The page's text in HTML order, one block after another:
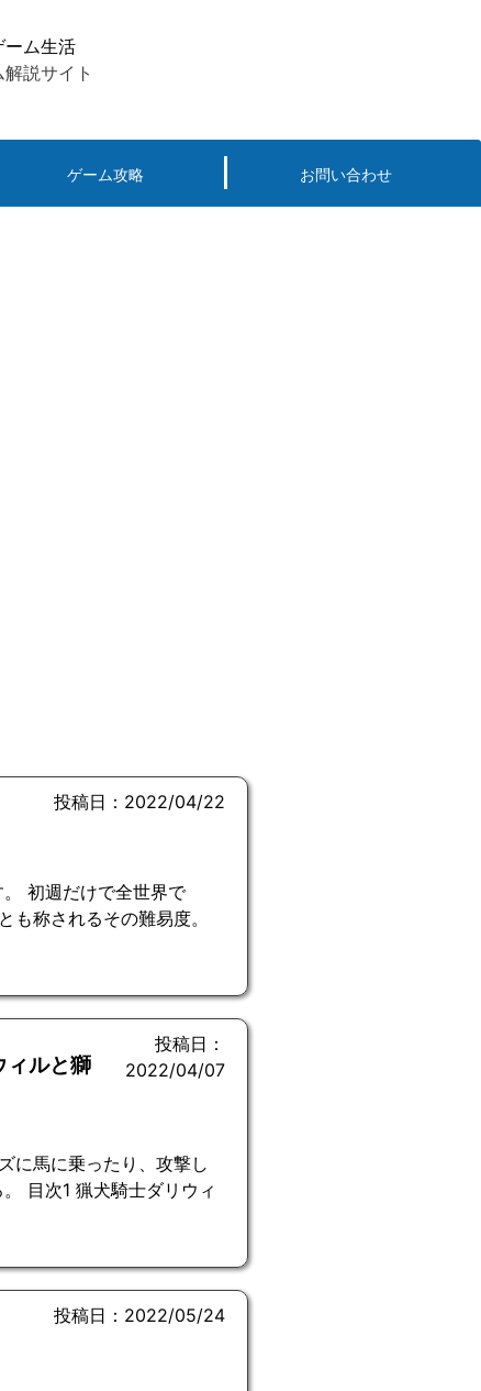
ーム生活
説サイト
ゲーム攻略 お問い合わせ
投稿日：2022/04/22
初週だけで全世界で
称されるその難易度。
ルと獅
投稿日：
2022/04/07
に馬に乗ったり、攻撃し
目次1 猟犬騎士ダリウィ
投稿日：2022/05/24